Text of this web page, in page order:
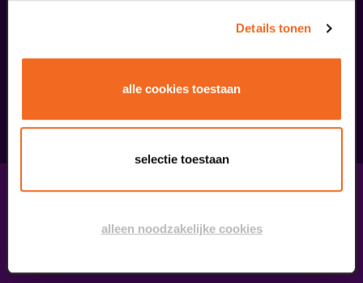
Details tonen
alle cookies toestaan
selectie toestaan
alleen noodzakelijke cookies
meer informatie
Contact & adres